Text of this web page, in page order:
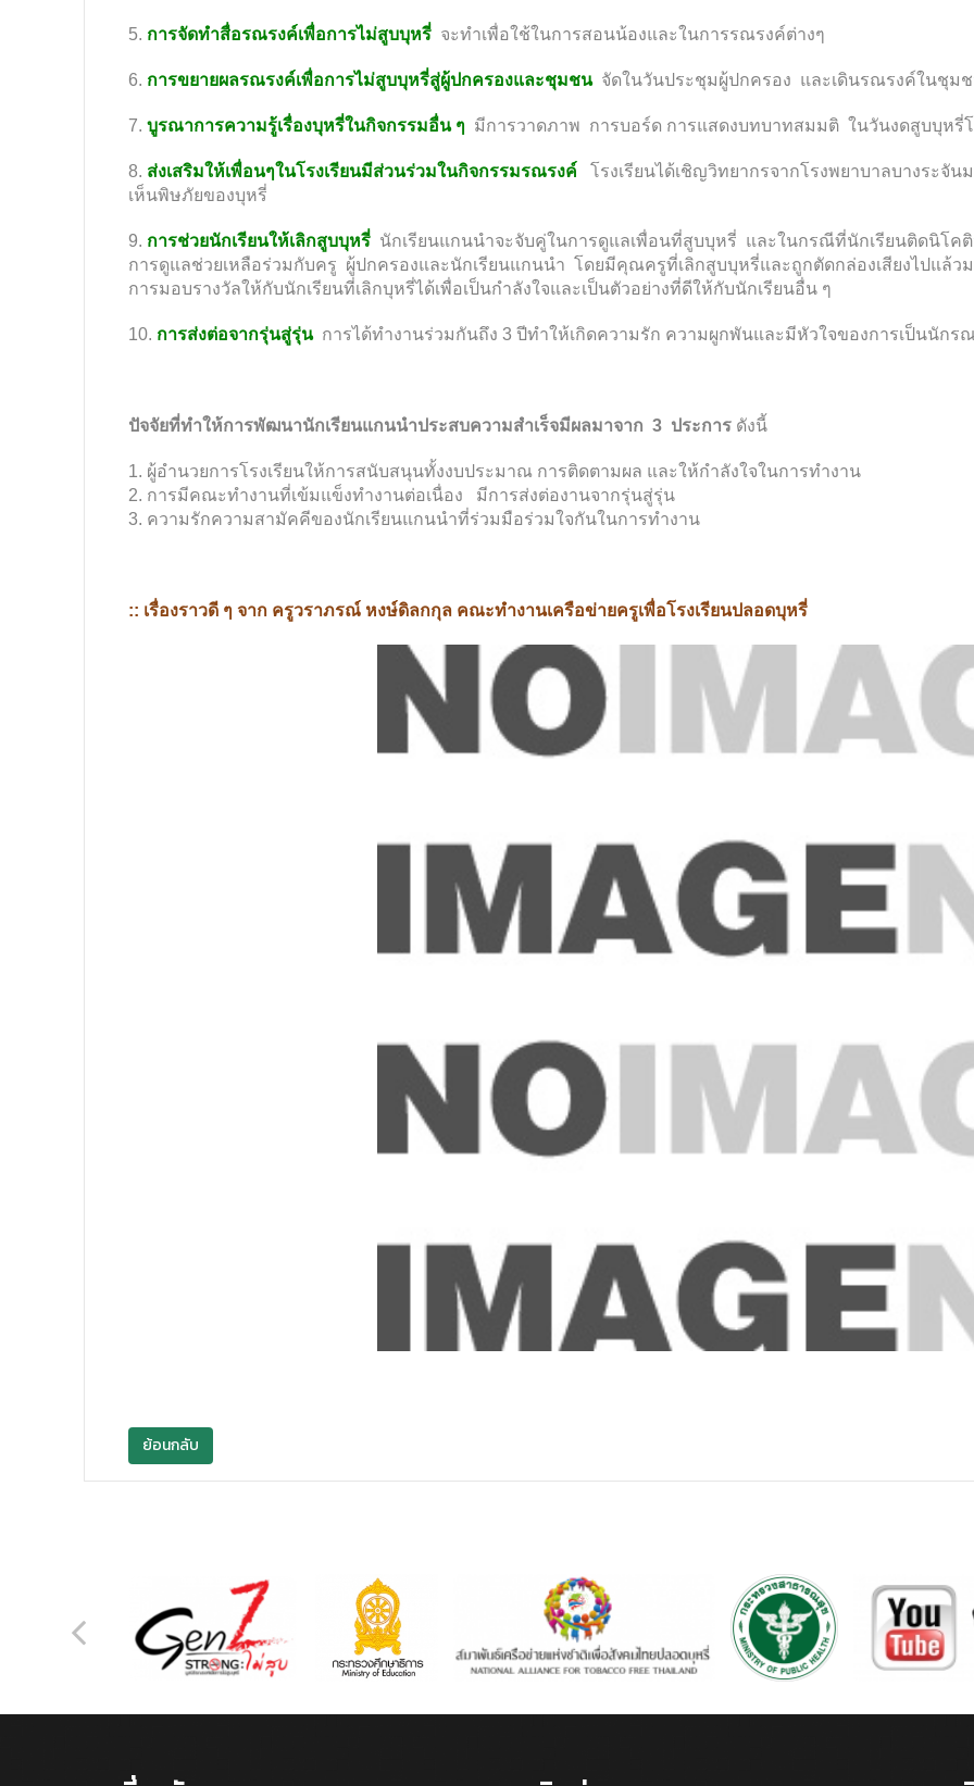
5. การจัดทำสื่อรณรงค์เพื่อการไม่สูบบุหรี่ จะทำเพื่อใช้ในการสอนน้องและในการรณรงค์ต่างๆ
6. การขยายผลรณรงค์เพื่อการไม่สูบบุหรี่สู่ผู้ปกครองและชุมชนจัดในวันประชุมผู้ปกครอง และเดินรณรงค์ในชุม
7. บูรณาการความรู้เรื่องบุหรี่ในกิจกรรมอื่น ๆ มีการวาดภาพ การบอร์ด การแสดงบทบาทสมมติ ในวันงดสูบบุหรี่
8. ส่งเสริมให้เพื่อนๆในโรงเรียนมีส่วนร่วมในกิจกรรมรณรงค์ โรงเรียนได้เชิญวิทยากรจากโรงพยาบาลบางระจั
เห็นพิษภัยของบุหรี่
9. การช่วยนักเรียนให้เลิกสูบบุหรี่ นักเรียนแกนนำจะจับคู่ในการดูแลเพื่อนที่สูบบุหรี่ และในกรณีที่นักเรียนติดนิโค
การดูแลช่วยเหลือร่วมกับครู ผู้ปกครองและนักเรียนแกนนำ โดยมีคุณครูที่เลิกสูบบุหรี่และถูกตัดกล่องเสียงไปแล้
การมอบรางวัลให้กับนักเรียนที่เลิกบุหรี่ได้เพื่อเป็นกำลังใจและเป็นตัวอย่างที่ดีให้กับนักเรียนอื่น ๆ
10. การส่งต่อจากรุ่นสู่รุ่นการได้ทำงานร่วมกันถึง 3 ปีทำให้เกิดความรัก ความผูกพันและมีหัวใจของการเป็นนักร
ปัจจัยที่ทำให้การพัฒนานักเรียนแกนนำประสบความสำเร็จมีผลมาจาก 3 ประการ ดังนี้
1. ผู้อำนวยการโรงเรียนให้การสนับสนุนทั้งงบประมาณ การติดตามผล และให้กำลังใจในการทำงาน
2. การมีคณะทำงานที่เข้มแข็งทำงานต่อเนื่อง มีการส่งต่องานจากรุ่นสู่รุ่น
3. ความรักความสามัคคีของนักเรียนแกนนำที่ร่วมมือร่วมใจกันในการทำงาน
:: เรื่องราวดี ๆ จาก ครูวราภรณ์ หงษ์ดิลกกุล คณะทำงานเครือข่ายครูเพื่อโรงเรียนปลอดบุหรี่
ย้อนกลับ